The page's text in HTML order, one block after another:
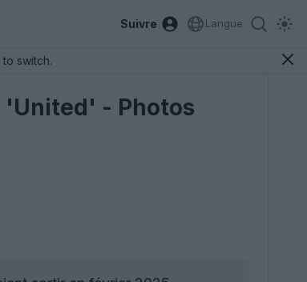
Suivre Langue
switch.
'United' - Photos